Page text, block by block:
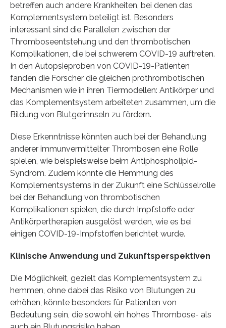
betreffen auch andere Krankheiten, bei denen das
Komplementsystem beteiligt ist. Besonders
interessant sind die Parallelen zwischen der
Thromboseentstehung und den thrombotischen
Komplikationen, die bei schwerem COVID-19 auftreten.
In den Autopsieproben von COVID-19-Patienten
fanden die Forscher die gleichen prothrombotischen
Mechanismen wie in ihren Tiermodellen: Antikörper und
das Komplementsystem arbeiteten zusammen, um die
Bildung von Blutgerinnseln zu fördern.
Diese Erkenntnisse könnten auch bei der Behandlung
anderer immunvermittelter Thrombosen eine Rolle
spielen, wie beispielsweise beim Antiphospholipid-
Syndrom. Zudem könnte die Hemmung des
Komplementsystems in der Zukunft eine Schlüsselrolle
bei der Behandlung von thrombotischen
Komplikationen spielen, die durch Impfstoffe oder
Antikörpertherapien ausgelöst werden, wie es bei
einigen COVID-19-Impfstoffen berichtet wurde.
Klinische Anwendung und Zukunftsperspektiven
Die Möglichkeit, gezielt das Komplementsystem zu
hemmen, ohne dabei das Risiko von Blutungen zu
erhöhen, könnte besonders für Patienten von
Bedeutung sein, die sowohl ein hohes Thrombose- als